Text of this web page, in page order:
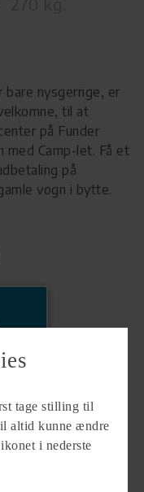
bare nysgerrige, er
til at
på Funder
med Camp-let. Få et
på
vogn i bytte.
tage stilling til
altid kunne ændre
i nederste